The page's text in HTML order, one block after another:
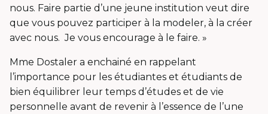
nous. Faire partie d’une jeune institution veut dire
que vous pouvez participer à la modeler, à la créer
avec nous. Je vous encourage à le faire. »
Mme Dostaler a enchainé en rappelant
l’importance pour les étudiantes et étudiants de
bien équilibrer leur temps d’études et de vie
personnelle avant de revenir à l’essence de l’une